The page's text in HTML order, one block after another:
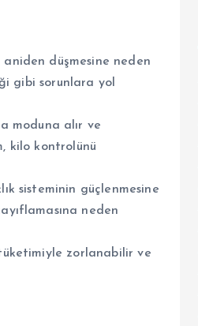
düşmesine neden
gibi sorunlara yol
moduna alır ve
kilo kontrolünü
sisteminin güçlenmesine
neden
zorlanabilir ve